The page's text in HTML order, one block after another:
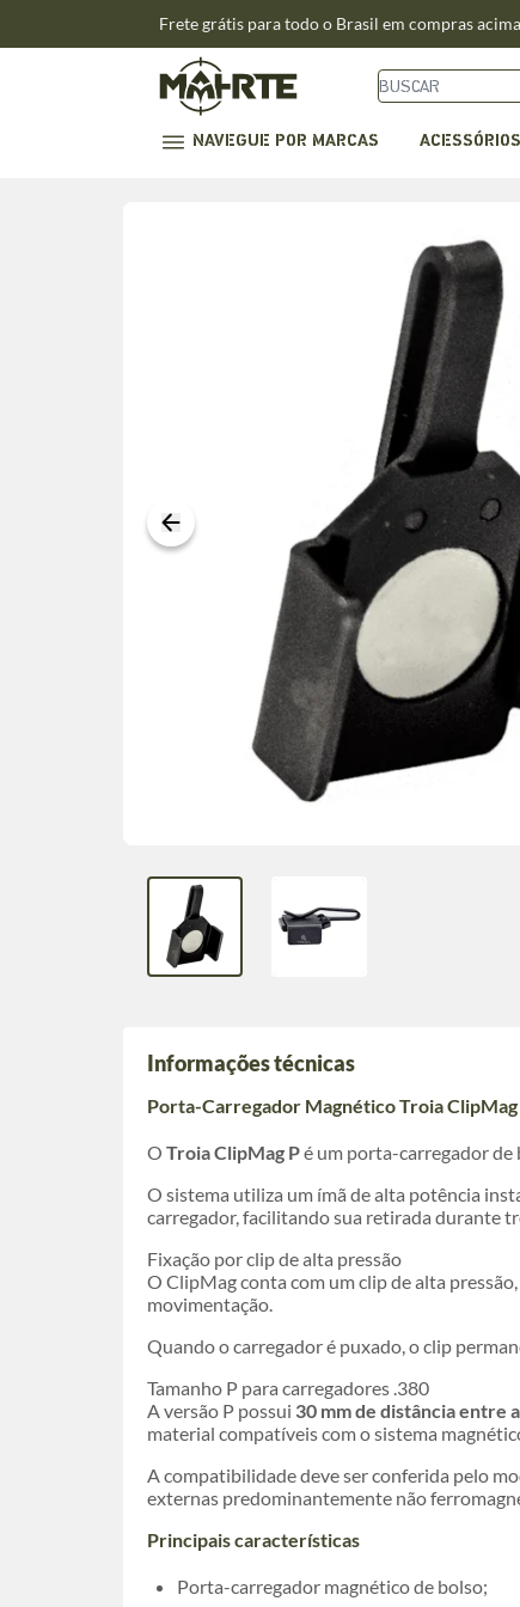
Frete grátis para todo o Brasil em compras
NAVEGUE POR MARCAS ACESSÓRIOS
Informações técnicas
Porta-Carregador Magnético Troia
O Troia ClipMag Pé um porta-carregador de
O sistema utiliza um ímã de alta potência
carregador, facilitando sua retirada durante
Fixação por clip de alta pressão
O ClipMag conta com um clip de alta
movimentação.
Quando o carregador é puxado, o clip
Tamanho P para carregadores .380
A versão P possui 30 mm de distância entre
material compatíveis com o sistema
A compatibilidade deve ser conferida pelo
externas predominantemente não
Principais características
Porta-carregador magnético de bolso;